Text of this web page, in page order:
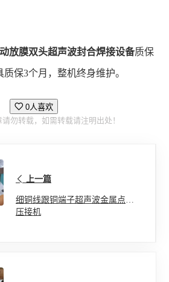
放膜双头超声波封合焊接设备质保
保3个月，整机终身维护。
0人喜欢
勿转载，如需转载请注明出处！
上一篇
细铜线跟铜端子超声波金属点焊
压接机